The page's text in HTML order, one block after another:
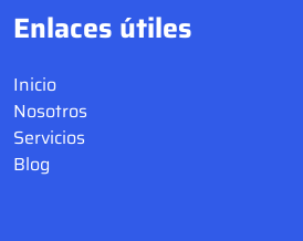
Enlaces útiles
Inicio
Nosotros
Servicios
Blog